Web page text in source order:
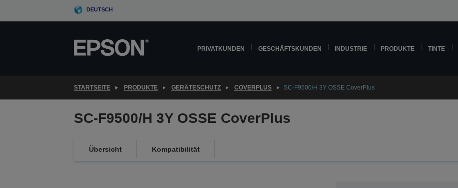
DEUTSCH
PRIVATKUNDEN GESCHÄFTSKUNDEN INDUSTRIE PRODUKTE TINTE
STARTSEITE PRODUKTE GERÄTESCHUTZ COVERPLUS SC-F9500/H 3Y OSSE CoverPlus
SC-F9500/H 3Y OSSE CoverPlus
Übersicht Kompatibilität